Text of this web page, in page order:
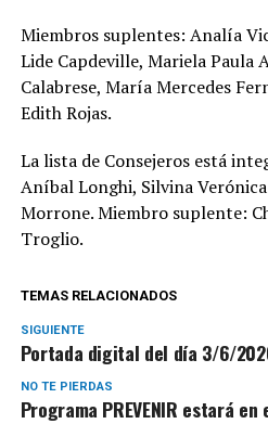
Miembros suplentes: Analía
Lide Capdeville, Mariela Paula
Calabrese, María Mercedes
Edith Rojas.
La lista de Consejeros está
Aníbal Longhi, Silvina
Morrone. Miembro suplente:
Troglio.
TEMAS RELACIONADOS
SIGUIENTE
Portada digital del día 3/6/
NO TE PIERDAS
Programa PREVENIR estará en